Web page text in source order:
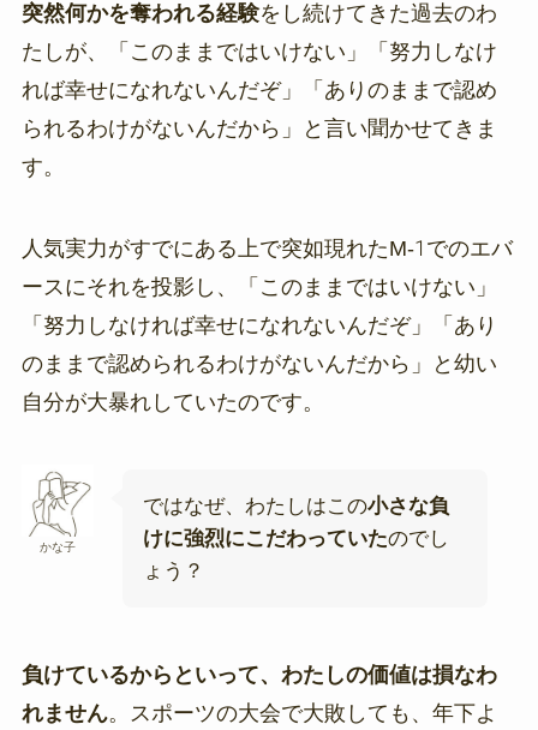
突然何かを奪われる経験をし続けてきた過去のわ
たしが、「このままではいけない」「努力しなけ
れば幸せになれないんだぞ」「ありのままで認め
られるわけがないんだから」と言い聞かせてきま
す。
人気実力がすでにある上で突如現れたM-1でのエバ
ースにそれを投影し、「このままではいけない」
「努力しなければ幸せになれないんだぞ」「あり
のままで認められるわけがないんだから」と幼い
自分が大暴れしていたのです。
かな子
ではなぜ、わたしはこの小さな負
けに強烈にこだわっていたのでし
ょう？
負けているからといって、わたしの価値は損なわ
れません。スポーツの大会で大敗しても、年下よ